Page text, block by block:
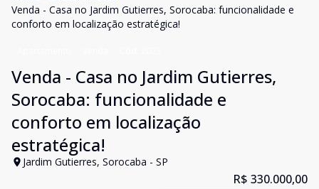
Venda - Casa no Jardim Gutierres, Sorocaba: funcionalidade e
conforto em localização estratégica!
Venda - Casa no Jardim Gutierres,
Sorocaba: funcionalidade e
conforto em localização
estratégica!
Jardim Gutierres, Sorocaba - SP
R$ 330.000,00